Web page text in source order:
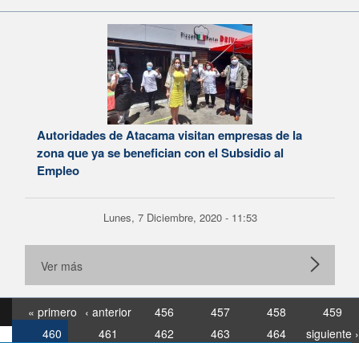
Autoridades de Atacama visitan empresas de la
zona que ya se benefician con el Subsidio al
Empleo
Lunes, 7 Diciembre, 2020 - 11:53
Ver más
« primero ‹ anterior 456 457 458
459
460
461 462 463 464
siguiente ›